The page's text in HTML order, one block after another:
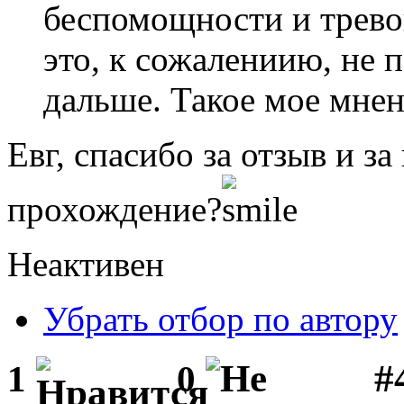
беспомощности и
это, к сожалениию, не
дальше. Такое мое
Евг, спасибо за отзыв и
прохождение?
Неактивен
Убрать отбор по автору
1 0